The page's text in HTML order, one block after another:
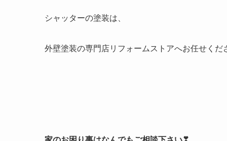
シャッターの塗装は、
外壁塗装の専門店リフォームストアへお任せくだ